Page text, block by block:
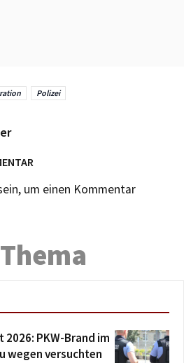
Polizei
um einen Kommentar
PKW-Brand im
wegen versuchten